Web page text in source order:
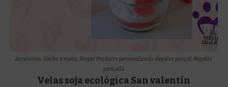
Accesorios,Hecho a mano,Hogar,Producto personalizado,Regalos para él,Regalos
para ella
Velas soja ecológica San valentín